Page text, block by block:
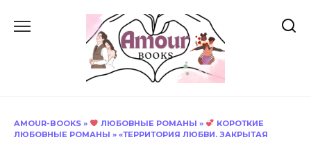
AMOUR-BOOKS » ЛЮБОВНЫЕ РОМАНЫ »
КОРОТКИЕ
ЛЮБОВНЫЕ РОМАНЫ » «ТЕРРИТОРИЯ ЛЮБВИ. ЗАКРЫТАЯ